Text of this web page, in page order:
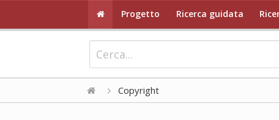
Progetto Ricerca guidata
Copyright